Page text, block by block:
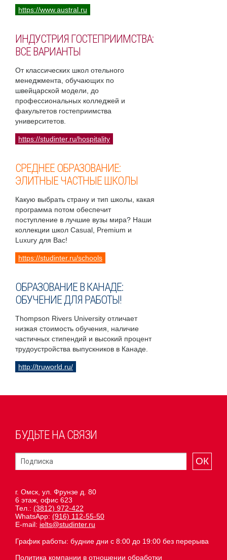
https://www.austral.ru
ИНДУСТРИЯ ГОСТЕПРИИМСТВА:
ВСЕ ВАРИАНТЫ
От классических школ отельного
менеджмента, обучающих по
швейцарской модели, до
профессиональных колледжей и
факультетов гостеприимства
университетов.
https://studinter.ru/hospitality
СРЕДНЕЕ ОБРАЗОВАНИЕ:
ЭЛИТНЫЕ ЧАСТНЫЕ ШКОЛЫ
Какую выбрать страну и тип школы, какая
программа потом обеспечит
поступление в лучшие вузы мира? Наши
коллекции школ Casual, Premium и
Luxury для Вас!
https://studinter.ru/schools
ОБРАЗОВАНИЕ В КАНАДЕ:
ОБУЧЕНИЕ ДЛЯ РАБОТЫ!
Thompson Rivers University отличает
низкая стоимость обучения, наличие
частичных стипендий и высокий процент
трудоустройства выпускников в Канаде.
http://truworld.ru/
БУДЬТЕ НА СВЯЗИ
ОК
г. Омск, ул. Фрунзе д. 80
6 этаж, офис 623
Тел.: (3812) 972-422
WhatsApp: (916) 112-55-50
E-mail: ielts@studinter.ru
График работы: будние дни с 8:00 до 19:00 без перерыва
Политика компании в отношении обработки